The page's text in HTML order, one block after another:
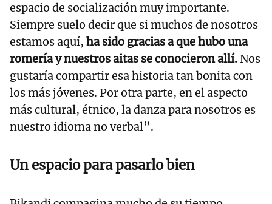
espacio de socialización muy importante.
Siempre suelo decir que si muchos de nosotros
estamos aquí, ha sido gracias a que hubo una
romería y nuestros aitas se conocieron allí. Nos
gustaría compartir esa historia tan bonita con
los más jóvenes. Por otra parte, en el aspecto
más cultural, étnico, la danza para nosotros es
nuestro idioma no verbal”.
Un espacio para pasarlo bien